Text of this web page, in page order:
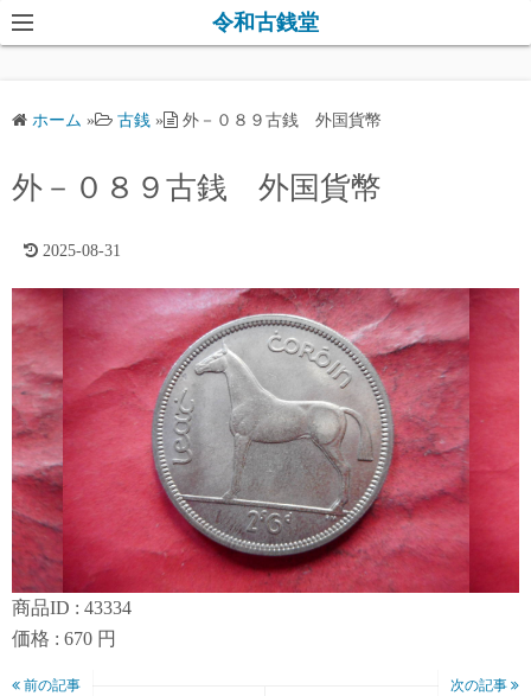
コ
ン
ス
プ
令和古銭堂
ホーム » 古銭 » 外－０８９古銭 外国貨幣
外－０８９古銭 外国貨幣
2025-08-31
商品ID : 43334
価格 : 670 円
前の記事 次の記事